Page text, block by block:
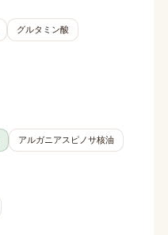
グルタミン酸
アルガニアスピノサ核油